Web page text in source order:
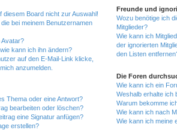
diesem Board nicht zur Auswahl!
bei meinem Benutzernamen
Avatar?
kann ich ihn ändern?
auf den E-Mail-Link klicke,
anzumelden.
Thema oder eine Antwort?
bearbeiten oder löschen?
eine Signatur anfügen?
erstellen?
Freunde und
Wozu benötige ich
Mitglieder?
Wie kann ich
der ignorierten
den Listen
Die Foren
Wie kann ich ein
Weshalb erhalte ich
Warum bekomme
Wie kann ich nach
Wie kann ich meine